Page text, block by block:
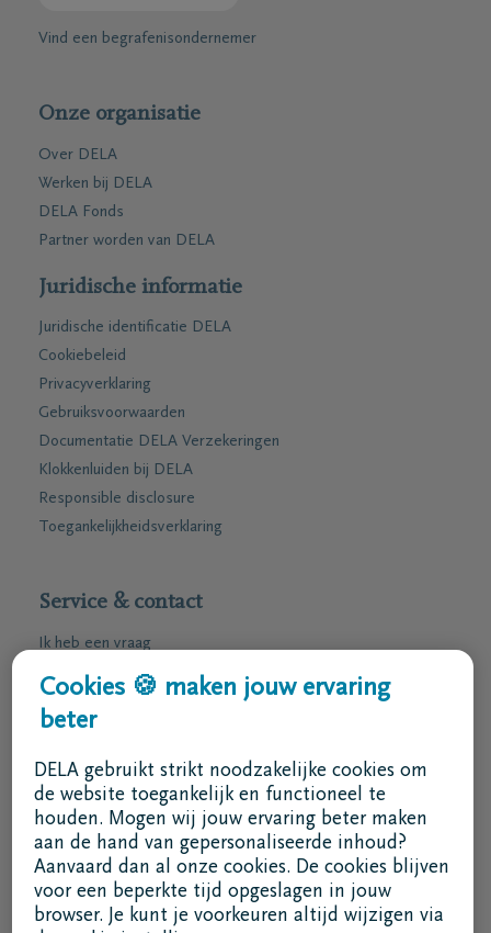
Vind een begrafenisondernemer
Onze organisatie
Over DELA
Werken bij DELA
DELA Fonds
Partner worden van DELA
Juridische informatie
Juridische identificatie DELA
Cookiebeleid
Privacyverklaring
Gebruiksvoorwaarden
Documentatie DELA Verzekeringen
Klokkenluiden bij DELA
Responsible disclosure
Toegankelijkheidsverklaring
Service & contact
Ik heb een vraag
Ik wens een afspraak
Ik wens een brochure per post
ma - vr 8u30 -17u
Ik ben een bemiddelaar
Aanmelden in DELAconnect
Ik ben een leverancier
Cookies 🍪 maken jouw ervaring
beter
DELA gebruikt strikt noodzakelijke cookies om
de website toegankelijk en functioneel te
houden. Mogen wij jouw ervaring beter maken
aan de hand van gepersonaliseerde inhoud?
Aanvaard dan al onze cookies. De cookies blijven
voor een beperkte tijd opgeslagen in jouw
browser. Je kunt je voorkeuren altijd wijzigen via